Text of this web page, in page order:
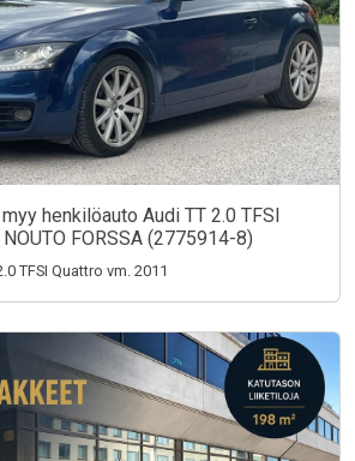
henkilöauto Audi TT 2.0 TFSI
FORSSA (2775914-8)
TFSI Quattro vm. 2011